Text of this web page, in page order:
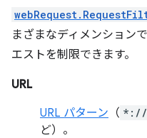
まざまなディメンション
エストを制限できます。
URL
URL パターン （ *://
ど）。